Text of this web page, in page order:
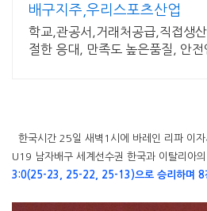
배구지주,우리스포츠산업
학교,관공서,거래처공급,직접생산
절한 응대, 만족도 높은품질, 안전
한국시간 25일 새벽1시에 바레인 리파 이
U19 남자배구 세계선수권 한국과 이탈리아
3:0(25-23, 25-22, 25-13)으로 승리하며 8